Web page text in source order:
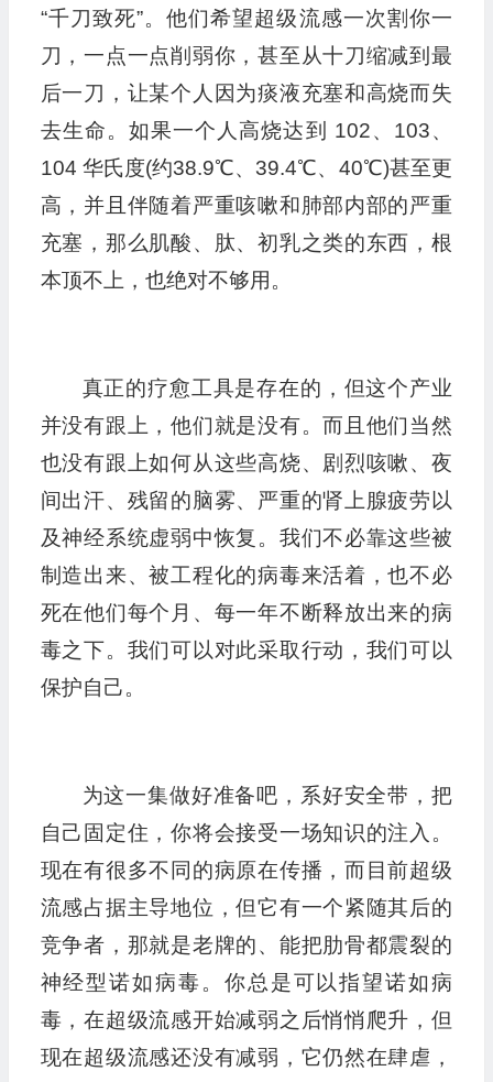
“千刀致死”。他们希望超级流感一次割你一
刀，一点一点削弱你，甚至从十刀缩减到最
后一刀，让某个人因为痰液充塞和高烧而失
去生命。如果一个人高烧达到 102、103、
104 华氏度(约38.9℃、39.4℃、40℃)甚至更
高，并且伴随着严重咳嗽和肺部内部的严重
充塞，那么肌酸、肽、初乳之类的东西，根
本顶不上，也绝对不够用。
真正的疗愈工具是存在的，但这个产业
并没有跟上，他们就是没有。而且他们当然
也没有跟上如何从这些高烧、剧烈咳嗽、夜
间出汗、残留的脑雾、严重的肾上腺疲劳以
及神经系统虚弱中恢复。我们不必靠这些被
制造出来、被工程化的病毒来活着，也不必
死在他们每个月、每一年不断释放出来的病
毒之下。我们可以对此采取行动，我们可以
保护自己。
为这一集做好准备吧，系好安全带，把
自己固定住，你将会接受一场知识的注入。
现在有很多不同的病原在传播，而目前超级
流感占据主导地位，但它有一个紧随其后的
竞争者，那就是老牌的、能把肋骨都震裂的
神经型诺如病毒。你总是可以指望诺如病
毒，在超级流感开始减弱之后悄悄爬升，但
现在超级流感还没有减弱，它仍然在肆虐，